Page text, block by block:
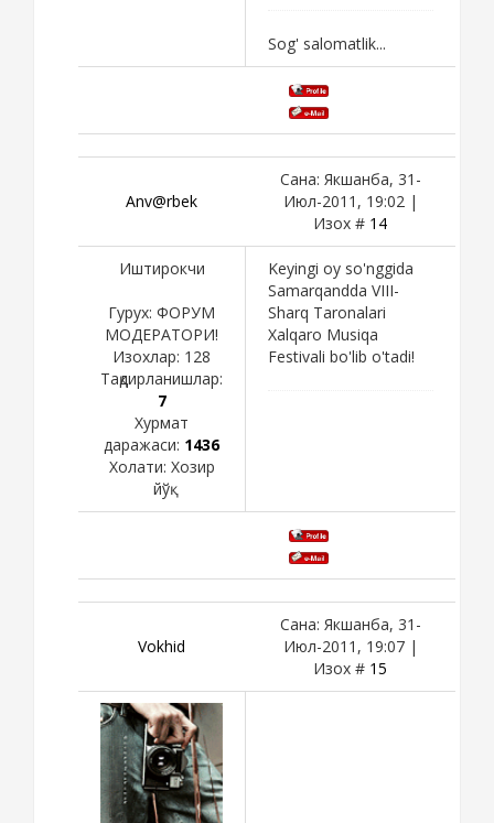
Sog' salomatlik...
Anv@rbek
Сана: Якшанба, 31-
Июл-2011, 19:02 |
Изох # 14
Иштирокчи
Гурух: ФОРУМ
МОДЕРАТОРИ!
Изохлар: 128
Тақдирланишлар:
7
Хурмат
даражаси: 1436
Холати: Хозир
йўқ
Keyingi oy so'nggida
Samarqandda VIII-
Sharq Taronalari
Xalqaro Musiqa
Festivali bo'lib o'tadi!
Vokhid
Сана: Якшанба, 31-
Июл-2011, 19:07 |
Изох # 15